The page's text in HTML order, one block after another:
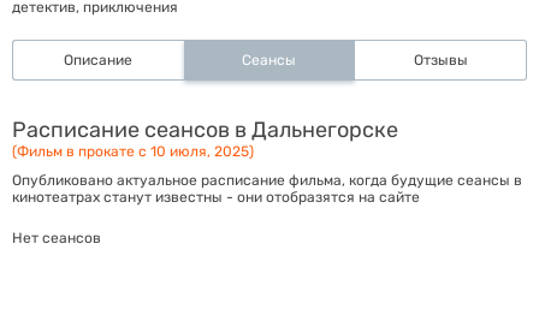
детектив, приключения
Описание Сеансы Отзывы
Расписание сеансов в Дальнегорске
(Фильм в прокате с 10 июля, 2025)
Опубликовано актуальное расписание фильма, когда будущие сеансы в
кинотеатрах станут известны - они отобразятся на сайте
Нет сеансов